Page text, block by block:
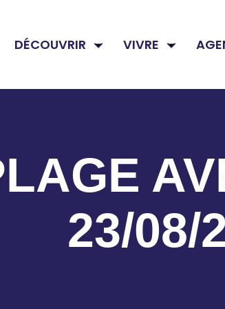
DÉCOUVRIR VIVRE
23/08/